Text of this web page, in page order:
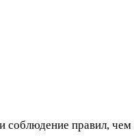
соблюдение правил,